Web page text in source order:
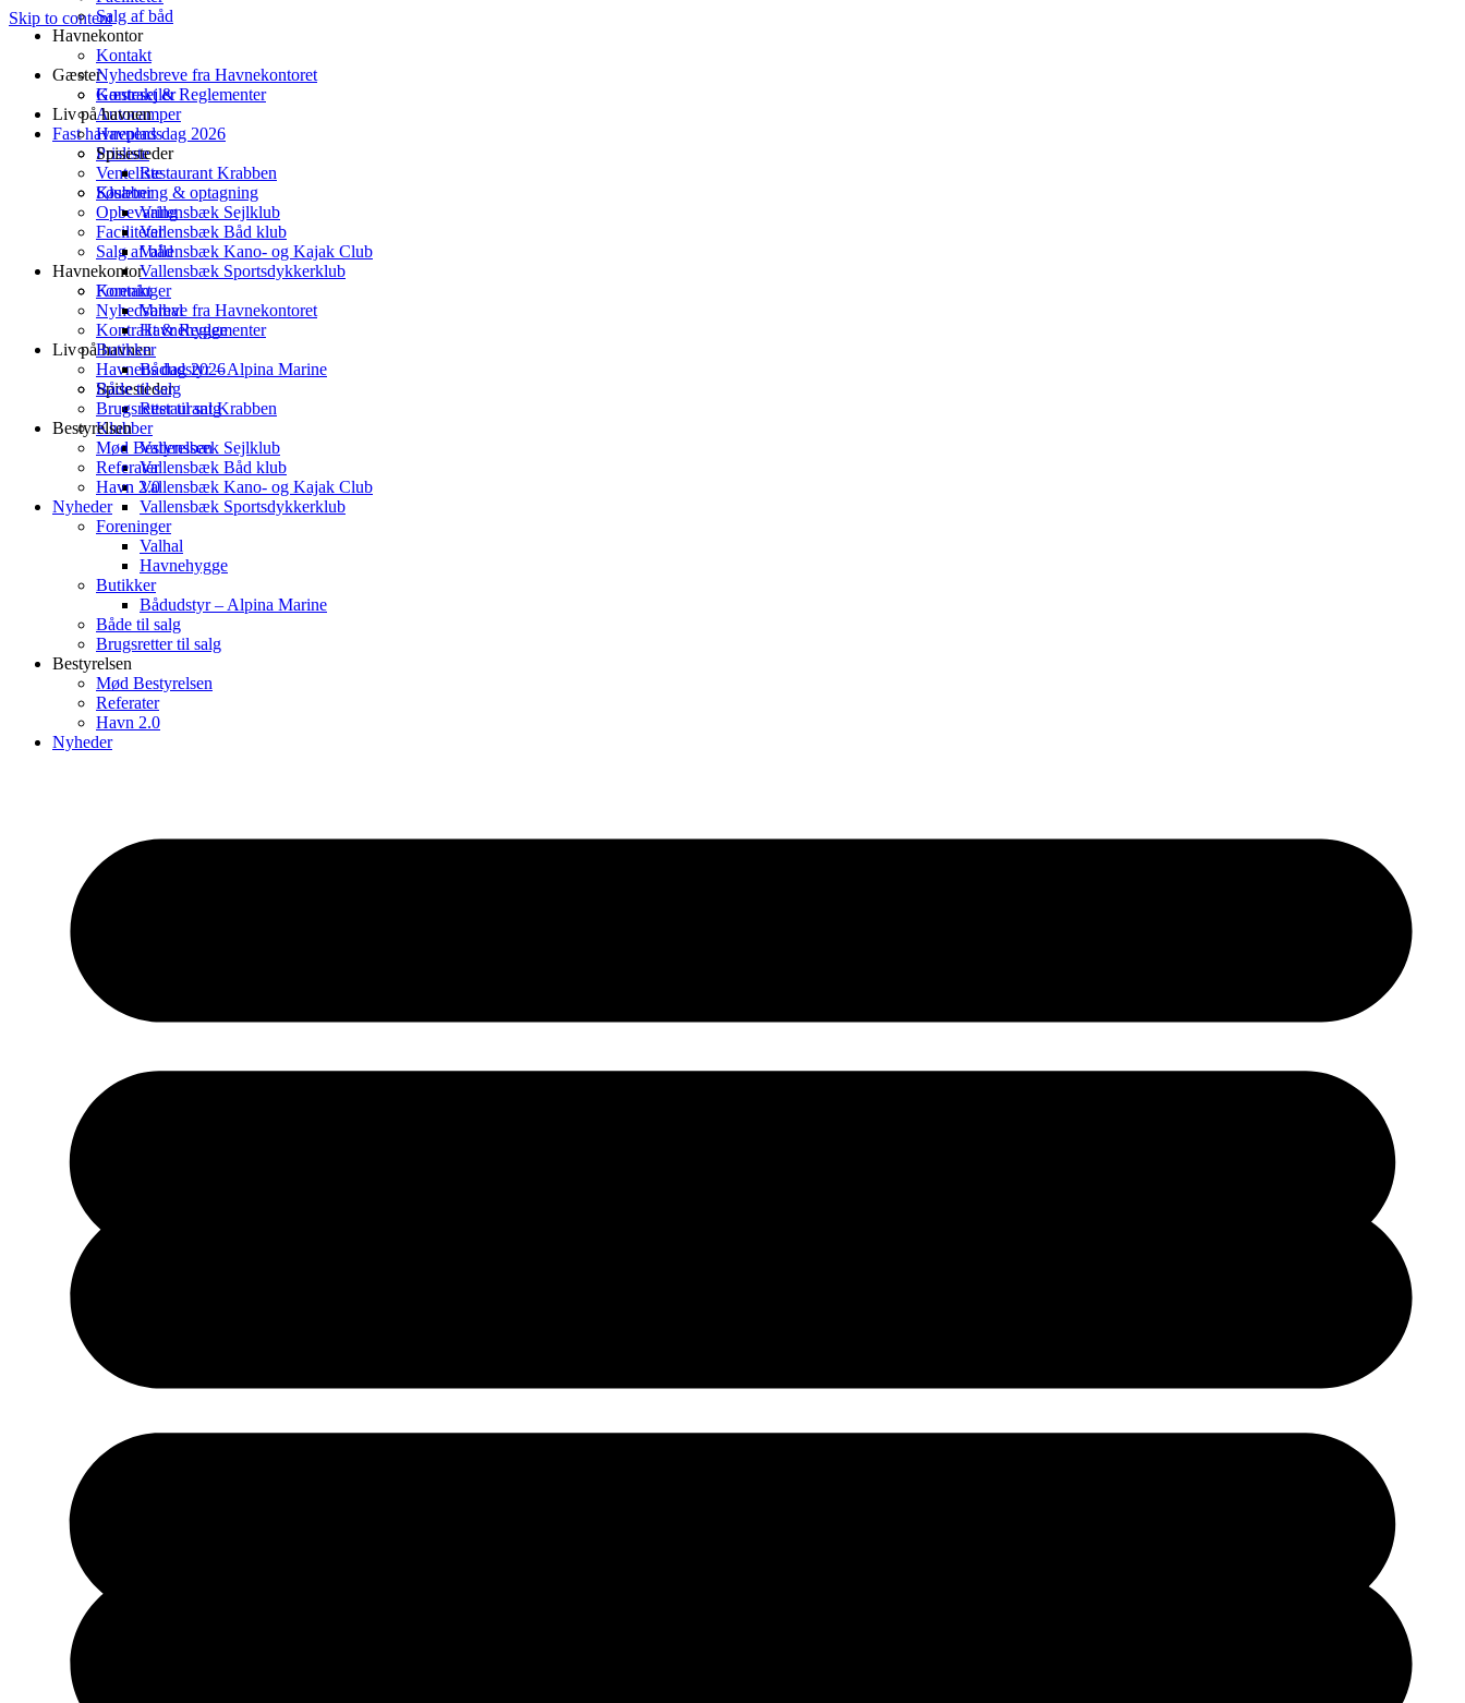
Skip to contentSalg af båd
Havnekontor
Kontakt
Nyhedsbreve fra Havnekontoret
Kontrakt & Reglementer
Liv på havnen
Havnens dag 2026
Spisesteder
Restaurant Krabben
Klubber
Vallensbæk Sejlklub
Vallensbæk Båd klub
Vallensbæk Kano- og Kajak Club
Vallensbæk Sportsdykkerklub
Foreninger
Valhal
Havnehygge
Butikker
Bådudstyr – Alpina Marine
Både til salg
Brugsretter til salg
Bestyrelsen
Mød Bestyrelsen
Referater
Havn 2.0
Nyheder
Gæster
Gæstesejler
Autocamper
Fast havneplads
Prisliste
Venteliste
Søsætning & optagning
Opbevaring
Faciliteter
Salg af båd
Havnekontor
Kontakt
Nyhedsbreve fra Havnekontoret
Kontrakt & Reglementer
Liv på havnen
Havnens dag 2026
Spisesteder
Restaurant Krabben
Klubber
Vallensbæk Sejlklub
Vallensbæk Båd klub
Vallensbæk Kano- og Kajak Club
Vallensbæk Sportsdykkerklub
Foreninger
Valhal
Havnehygge
Butikker
Bådudstyr – Alpina Marine
Både til salg
Brugsretter til salg
Bestyrelsen
Mød Bestyrelsen
Referater
Havn 2.0
Nyheder